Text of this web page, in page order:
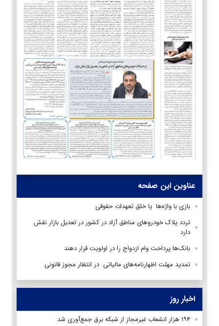
عناوین این صفحه
بازی با واژه‌ها یا خلق تعهدات حقوقی
تردد پلاک خودروهای مناطق آزاد در کشور در تعدیل بازار نقش
دارد
بانک‌ها پرداخت وام ازدواج را در اولویت قرار دهند
تمدید مهلت اظهارنامه‌های مالیاتی در انتظار مجوز قانونی
اخبار روز
۱۹۴ هزار انشعاب غیرمجاز از شبکه برق جمع‌آوری شد